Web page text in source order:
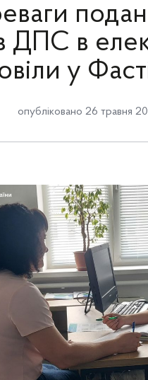
ДПС в
у
опубліковано 26 травня